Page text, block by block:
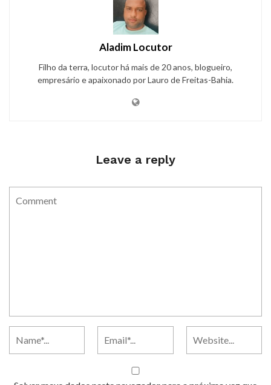
Aladim Locutor
Filho da terra, locutor há mais de 20 anos, blogueiro,
empresário e apaixonado por Lauro de Freitas-Bahia.
Leave a reply